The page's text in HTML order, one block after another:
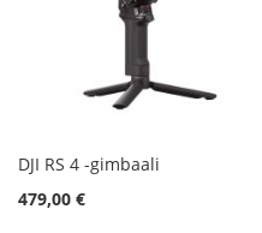
DJI RS 4 -gimbaali
479,00 €